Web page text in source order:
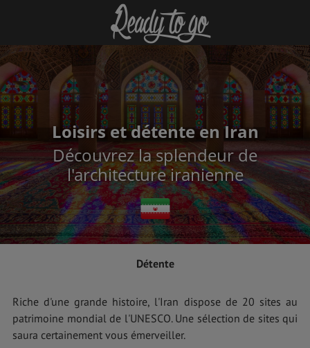
Loisirs et détente en Iran
Découvrez la splendeur de
l'architecture iranienne
Détente
Riche d'une grande histoire, l'Iran dispose de 20 sites au
patrimoine mondial de l'UNESCO. Une sélection de sites qui
saura certainement vous émerveiller.